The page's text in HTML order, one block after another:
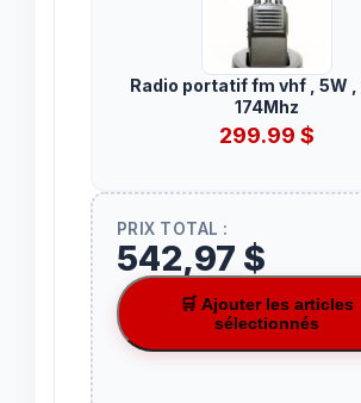
Radio portatif fm vhf , 5W ,
174Mhz
299.99 $
PRIX TOTAL :
542,97 $
🛒 Ajouter les articles
sélectionnés